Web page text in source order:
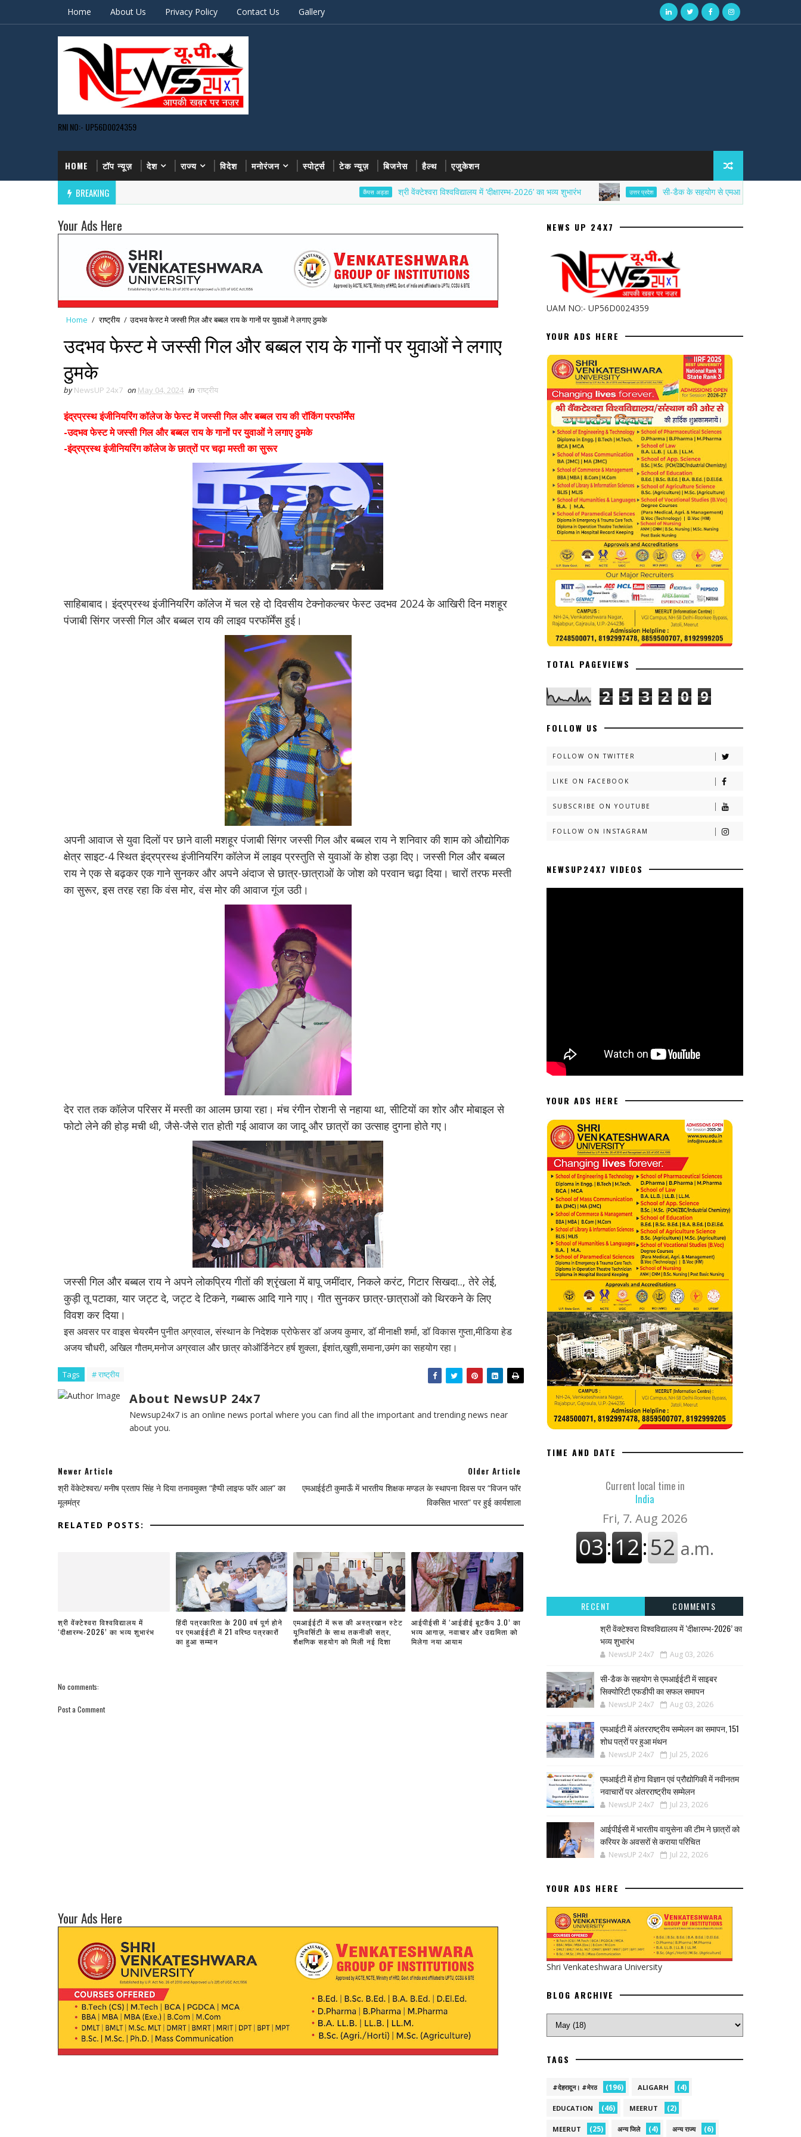
Home About Us Privacy Policy Contact Us Gallery
RNI NO:- UP56D0024359
HOME टॉप न्यूज़ देश राज्य विदेश मनोरंजन स्पोर्ट्स टेक न्यूज़ बिजनेस हैल्थ एजुकेशन
BREAKING श्री वेंक्टेश्वरा विश्वविद्यालय में ‘दीक्षारम्भ-2026’ का भव्य शुभारंभ उत्तर प्रदेश सी-डैक के सहयोग से एमआईईटी में साइबर सिक्योरिटी
Your Ads Here
Home / राष्ट्रीय / उदभव फेस्ट मे जस्सी गिल और बब्बल राय के गानों पर युवाओं ने लगाए ठुमके
उदभव फेस्ट मे जस्सी गिल और बब्बल राय के गानों पर युवाओं ने लगाए
ठुमके
by NewsUP 24x7 on May 04, 2024 in राष्ट्रीय
इंद्रप्रस्थ इंजीनियरिंग कॉलेज के फेस्ट में जस्सी गिल और बब्बल राय की रॉकिंग परफॉर्मेंस
-उदभव फेस्ट मे जस्सी गिल और बब्बल राय के गानों पर युवाओं ने लगाए ठुमके
-इंद्रप्रस्थ इंजीनियरिंग कॉलेज के छात्रों पर चढ़ा मस्ती का सुरूर
साहिबाबाद। इंद्रप्रस्थ इंजीनियरिंग कॉलेज में चल रहे दो दिवसीय टेक्नोकल्चर फेस्ट उदभव 2024 के आखिरी दिन मशहूर
पंजाबी सिंगर जस्सी गिल और बब्बल राय की लाइव परफॉर्मेंस हुई।
अपनी आवाज से युवा दिलों पर छाने वाली मशहूर पंजाबी सिंगर जस्सी गिल और बब्बल राय ने शनिवार की शाम को औद्योगिक
क्षेत्र साइट-4 स्थित इंद्रप्रस्थ इंजीनियरिंग कॉलेज में लाइव प्रस्तुति से युवाओं के होश उड़ा दिए। जस्सी गिल और बब्बल
राय ने एक से बढ़कर एक गाने सुनकर और अपने अंदाज से छात्र-छात्राओं के जोश को परवान चढ़ा दिया। चारों तरफ मस्ती
का सुरूर, इस तरह रहा कि वंस मोर, वंस मोर की आवाज गूंज उठी।
देर रात तक कॉलेज परिसर में मस्ती का आलम छाया रहा। मंच रंगीन रोशनी से नहाया था, सीटियों का शोर और मोबाइल से
फोटो लेने की होड़ मची थी, जैसे-जैसे रात होती गई आवाज का जादू और छात्रों का उत्साह दुगना होते गए।
जस्सी गिल और बब्बल राय ने अपने लोकप्रिय गीतों की श्रृंखला में बापू जमींदार, निकले करंट, गिटार सिखदा.., तेरे लेई,
कुड़ी तू पटाका, यार जट्ट दे, जट्ट दे टिकने, गब्बारू आदि गाने गाए। गीत सुनकर छात्र-छात्राओं को थिरकने के लिए
विवश कर दिया।
इस अवसर पर वाइस चेयरमैन पुनीत अग्रवाल, संस्थान के निदेशक प्रोफेसर डॉ अजय कुमार, डॉ मीनाक्षी शर्मा, डॉ विकास गुप्ता,मीडिया हेड
अजय चौधरी, अखिल गौतम,मनोज अग्रवाल और छात्र कोऑर्डिनेटर हर्ष शुक्ला, ईशांत,खुशी,समाना,उमंग का सहयोग रहा।
Tags # राष्ट्रीय
About NewsUP 24x7
Newsup24x7 is an online news portal where you can find all the important and trending news near
about you.
Newer Article
श्री वेंकेटेश्वरा/ मनीष प्रताप सिंह ने दिया तनावमुक्त “हैप्पी लाइफ फॉर आल” का
मूलमंत्र
Older Article
एमआईईटी कुमाऊँ में भारतीय शिक्षक मण्डल के स्थापना दिवस पर “विजन फॉर
विकसित भारत” पर हुई कार्यशाला
RELATED POSTS:
श्री वेंक्टेश्वरा विश्वविद्यालय में
‘दीक्षारम्भ-2026’ का भव्य शुभारंभ
हिंदी पत्रकारिता के 200 वर्ष पूर्ण होने
पर एमआईईटी में 21 वरिष्ठ पत्रकारों
का हुआ सम्मान
एमआईईटी में रूस की अस्त्रखान स्टेट
यूनिवर्सिटी के साथ तकनीकी सत्र,
शैक्षणिक सहयोग को मिली नई दिशा
आईपीईसी में ‘आईडीई बूटकैंप 3.0’ का
भव्य आगाज़, नवाचार और उद्यमिता को
मिलेगा नया आयाम
No comments:
Post a Comment
Your Ads Here
NEWS UP 24X7
UAM NO:- UP56D0024359
YOUR ADS HERE
TOTAL PAGEVIEWS
2 5 3 2 0 9
FOLLOW US
FOLLOW ON TWITTER
LIKE ON FACEBOOK
SUBSCRIBE ON YOUTUBE
FOLLOW ON INSTAGRAM
NEWSUP24X7 VIDEOS
YOUR ADS HERE
TIME AND DATE
Current local time in
India
RECENT
COMMENTS
श्री वेंक्टेश्वरा विश्वविद्यालय में ‘दीक्षारम्भ-2026’ का
भव्य शुभारंभ
NewsUP 24x7 Aug 03, 2026
सी-डैक के सहयोग से एमआईईटी में साइबर
सिक्योरिटी एफडीपी का सफल समापन
NewsUP 24x7 Aug 03, 2026
एमआईटी में अंतरराष्ट्रीय सम्मेलन का समापन, 151
शोध पत्रों पर हुआ मंथन
NewsUP 24x7 Jul 25, 2026
एमआईटी में होगा विज्ञान एवं प्रौद्योगिकी में नवीनतम
नवाचारों पर अंतरराष्ट्रीय सम्मेलन
NewsUP 24x7 Jul 23, 2026
आईपीईसी में भारतीय वायुसेना की टीम ने छात्रों को
करियर के अवसरों से कराया परिचित
NewsUP 24x7 Jul 22, 2026
YOUR ADS HERE
Shri Venkateshwara University
BLOG ARCHIVE
TAGS
#देहरादून। #मेरठ (196) ALIGARH (4)
EDUCATION (46) MEERUT (2)
MEERUT (25) अन्य जिले (4) अन्य राज्य (6)